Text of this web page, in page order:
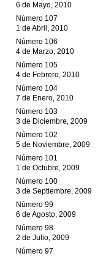
6 de Mayo, 2010
Número 107
1 de Abril, 2010
Número 106
4 de Marzo, 2010
Número 105
4 de Febrero, 2010
Número 104
7 de Enero, 2010
Número 103
3 de Diciembre, 2009
Número 102
5 de Noviembre, 2009
Número 101
1 de Octubre, 2009
Número 100
3 de Septiembre, 2009
Número 99
6 de Agosto, 2009
Número 98
2 de Julio, 2009
Número 97